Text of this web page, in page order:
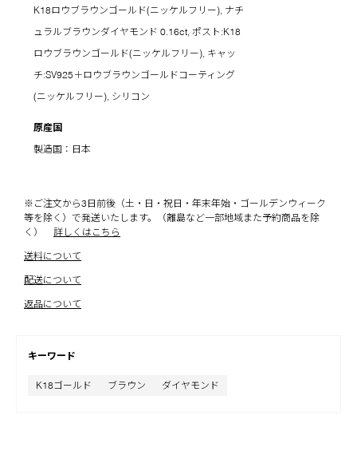
K18ロウブラウンゴールド(ニッケルフリー), ナチ
ュラルブラウンダイヤモンド 0.16ct, ポスト:K18
ロウブラウンゴールド(ニッケルフリー), キャッ
チ:SV925＋ロウブラウンゴールドコーティング
(ニッケルフリー), シリコン
原産国
製造国：日本
※ご注文から3日前後（土・日・祝日・年末年始・ゴールデンウィーク
等を除く）で発送いたします。（離島など一部地域また予約商品を除
く）
詳しくはこちら
送料について
配送について
返品について
キーワード
K18ゴールド ブラウン ダイヤモンド